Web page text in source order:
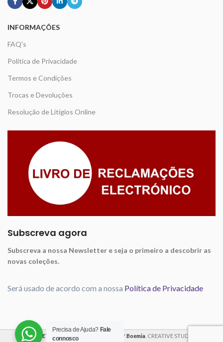
INFORMAÇÕES
FAQ's
Politica de Privacidade
Termos e Condições
Trocas e Devoluções
Resolução de Litígios Online
Subscreva agora
Subscreva a nossa Newsletter e seja o primeiro a descobrir as
novas coleções.
Será usado de acordo com a nossa Política de Privacidade
VIOLET FABRICS 2025 CREATED BYBoemia. CREATIVE STUDIO
Precisa de Ajuda? Fale
connosco